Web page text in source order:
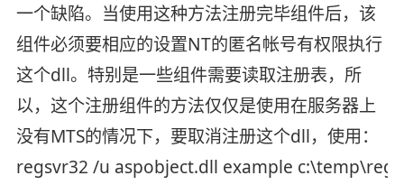
一个缺陷。当使用这种方法注册完毕组件后，该
组件必须要相应的设置NT的匿名帐号有权限执行
这个dll。特别是一些组件需要读取注册表，所
以，这个注册组件的方法仅仅是使用在服务器上
没有MTS的情况下，要取消注册这个dll，使用：
regsvr32 /u aspobject.dll example